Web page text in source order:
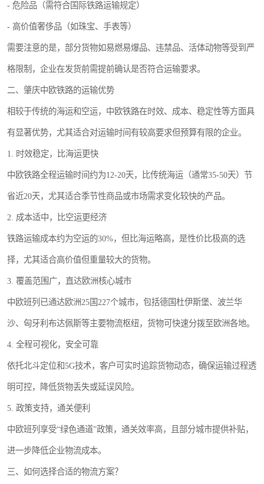
- 危险品（需符合国际铁路运输规定）
- 高价值奢侈品（如珠宝、手表等）
需要注意的是，部分货物如易燃易爆品、违禁品、活体动物等受到严
格限制，企业在发货前需提前确认是否符合运输要求。
二、肇庆中欧铁路的运输优势
相较于传统的海运和空运，中欧铁路在时效、成本、稳定性等方面具
有显著优势，尤其适合对运输时间有较高要求但预算有限的企业。
1. 时效稳定，比海运更快
中欧铁路全程运输时间约为12-20天，比传统海运（通常35-50天）节
省近20天，尤其适合季节性商品或市场需求变化较快的产品。
2. 成本适中，比空运更经济
铁路运输成本约为空运的30%，但比海运略高，是性价比极高的选
择，尤其适合高价值但重量较大的货物。
3. 覆盖范围广，直达欧洲核心城市
中欧班列已通达欧洲25国227个城市，包括德国杜伊斯堡、波兰华
沙、匈牙利布达佩斯等主要物流枢纽，货物可快速分拨至欧洲各地。
4. 全程可视化，安全可靠
依托北斗定位和5G技术，客户可实时追踪货物动态，确保运输过程透
明可控，降低货物丢失或延误风险。
5. 政策支持，通关便利
中欧班列享受“绿色通道”政策，通关效率高，且部分城市提供补贴，
进一步降低企业物流成本。
三、如何选择合适的物流方案？